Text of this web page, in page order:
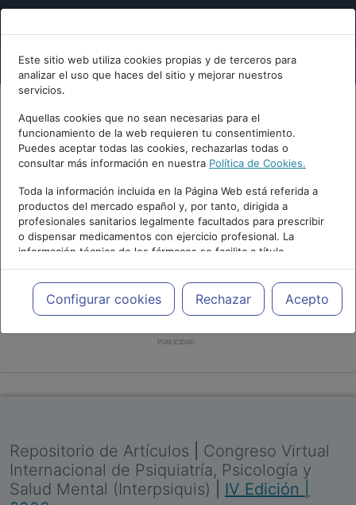
Este sitio web utiliza cookies propias y de terceros para
analizar el uso que haces del sitio y mejorar nuestros
servicios.
Aquellas cookies que no sean necesarias para el
funcionamiento de la web requieren tu consentimiento.
Puedes aceptar todas las cookies, rechazarlas todas o
consultar más información en nuestra Política de Cookies.
Toda la información incluida en la Página Web está referida a
productos del mercado español y, por tanto, dirigida a
profesionales sanitarios legalmente facultados para prescribir
o dispensar medicamentos con ejercicio profesional. La
información técnica de los fármacos se facilita a título
meramente informativo, siendo responsabilidad de los
profesionales facultados prescribir medicamentos y decidir, en
cada caso concreto, el tratamiento más adecuado a las
necesidades del paciente.
Configurar cookies Rechazar Acepto
PUBLICIDAD
Repositorio de Artículos
Congreso Virtual
Internacional de Psiquiatría, Psicología y
Salud Mental (Interpsiquis)
IV Edición |